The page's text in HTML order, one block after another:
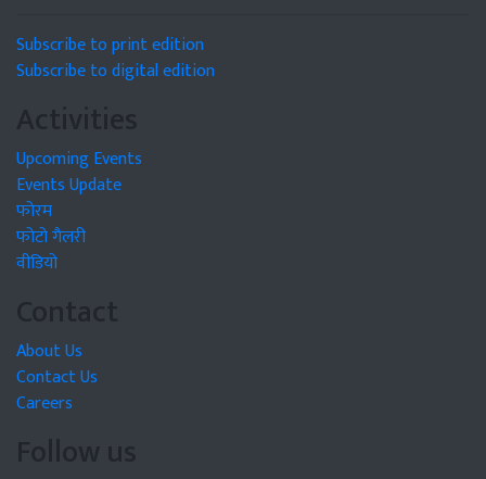
Subscribe to print edition
Subscribe to digital edition
Activities
Upcoming Events
Events Update
फोरम
फोटो गैलरी
वीडियो
Contact
About Us
Contact Us
Careers
Follow us